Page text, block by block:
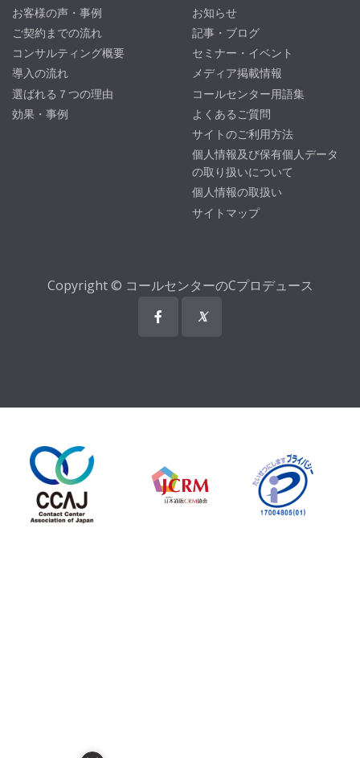
お客様の声・事例
ご契約までの流れ
コンサルティング概要
導入の流れ
選ばれる７つの理由
効果・事例
お知らせ
記事・ブログ
セミナー・イベント
メディア掲載情報
コールセンター用語集
よくあるご質問
サイトのご利用方法
個人情報及び保有個人データ
の取り扱いについて
個人情報の取扱い
サイトマップ
Copyright © コールセンターのCプロデュース